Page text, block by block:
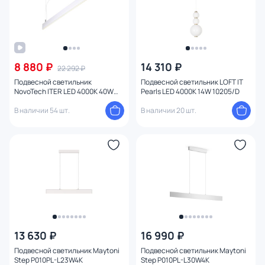
8 880 ₽ 22 292 ₽
Подвесной светильник
NovoTech ITER LED 4000K 40W
В наличии 54 шт.
14 310 ₽
Подвесной светильник LOFT IT
Pearls LED 4000K 14W 10205/D
В наличии 20 шт.
13 630 ₽
Подвесной светильник Maytoni
Step P010PL-L23W4K
16 990 ₽
Подвесной светильник Maytoni
Step P010PL-L30W4K
Способ крепления
Степень пыле-влагозащиты